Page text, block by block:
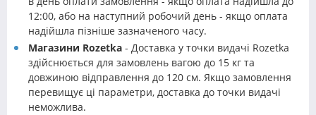
12:00, або на наступний робочий день - якщо оплата
надійшла пізніше зазначеного часу.
Магазини Rozetka - Доставка у точки видачі Rozetka
здійснюється для замовлень вагою до 15 кг та
довжиною відправлення до 120 см. Якщо замовлення
перевищує ці параметри, доставка до точки видачі
неможлива.